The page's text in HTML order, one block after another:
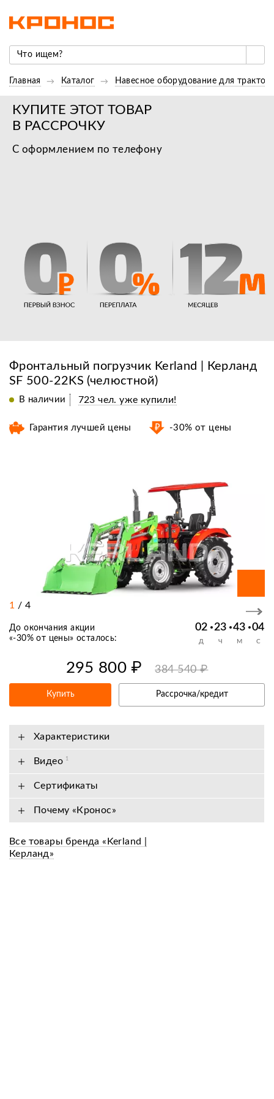
Главная Каталог Навесное оборудование для
КУПИТЕ ЭТОТ ТОВАР
В РАССРОЧКУ
С оформлением по телефону
Фронтальный погрузчик Kerland | Керланд
SF 500-22KS (челюстной)
В наличии 723 чел. уже купили!
Гарантия лучшей цены -30% от цены
1 / 4
До окончания акции
«-30% от цены» осталось:
02 23 43 03
Д Ч М С
295 800 ₽ 384 540 ₽
Купить Рассрочка/кредит
Характеристики
Видео 1
Сертификаты
Почему «Кронос»
Все товары бренда «Kerland |
Керланд»